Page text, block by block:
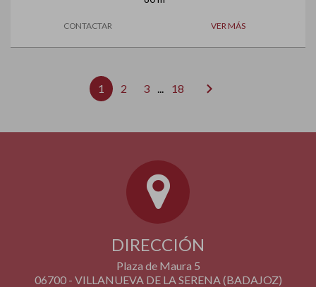
CONTACTAR VER MÁS
1 2 3 ... 18 chevron_right
DIRECCIÓN
Plaza de Maura 5
06700 - VILLANUEVA DE LA SERENA (BADAJOZ)